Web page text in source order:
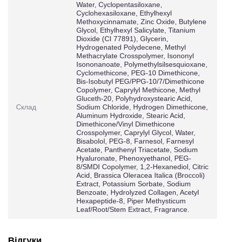
Склад
Water, Cyclopentasiloxane,
Cyclohexasiloxane, Ethylhexyl
Methoxycinnamate, Zinc Oxide, Butylene
Glycol, Ethylhexyl Salicylate, Titanium
Dioxide (CI 77891), Glycerin,
Hydrogenated Polydecene, Methyl
Methacrylate Crosspolymer, Isononyl
Isononanoate, Polymethylsilsesquioxane,
Cyclomethicone, PEG-10 Dimethicone,
Bis-Isobutyl PEG/PPG-10/7/Dimethicone
Copolymer, Caprylyl Methicone, Methyl
Gluceth-20, Polyhydroxystearic Acid,
Sodium Chloride, Hydrogen Dimethicone,
Aluminum Hydroxide, Stearic Acid,
Dimethicone/Vinyl Dimethicone
Crosspolymer, Caprylyl Glycol, Water,
Bisabolol, PEG-8, Farnesol, Farnesyl
Acetate, Panthenyl Triacetate, Sodium
Hyaluronate, Phenoxyethanol, PEG-
8/SMDI Copolymer, 1,2-Hexanediol, Citric
Acid, Brassica Oleracea Italica (Broccoli)
Extract, Potassium Sorbate, Sodium
Benzoate, Hydrolyzed Collagen, Acetyl
Hexapeptide-8, Piper Methysticum
Leaf/Root/Stem Extract, Fragrance.